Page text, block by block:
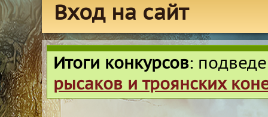
Вход на сайт
Итоги конкурсов:
рысаков и троянских